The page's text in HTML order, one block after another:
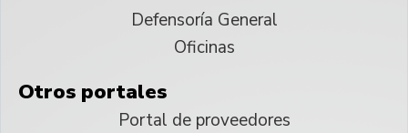
Defensoría General
Oficinas
Otros portales
Portal de proveedores